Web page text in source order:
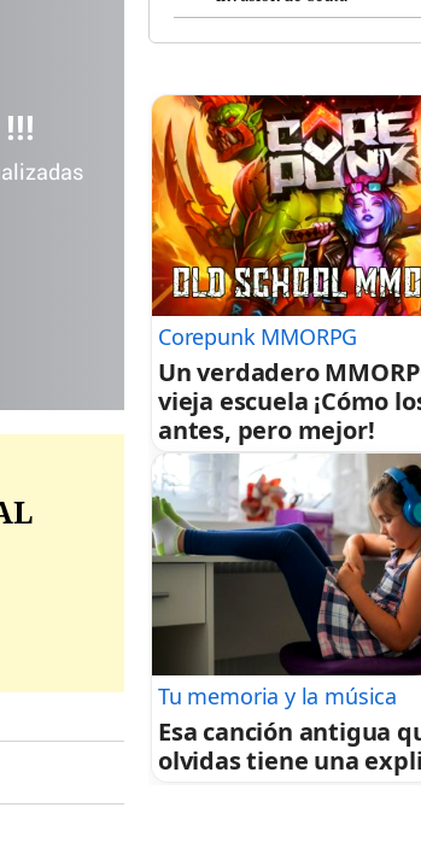
!!!
Corepunk MMORPG
Un verdadero
vieja escuela ¡Cómo
antes, pero mejor!
Tu memoria y la música
Esa canción antigua
olvidas tiene una